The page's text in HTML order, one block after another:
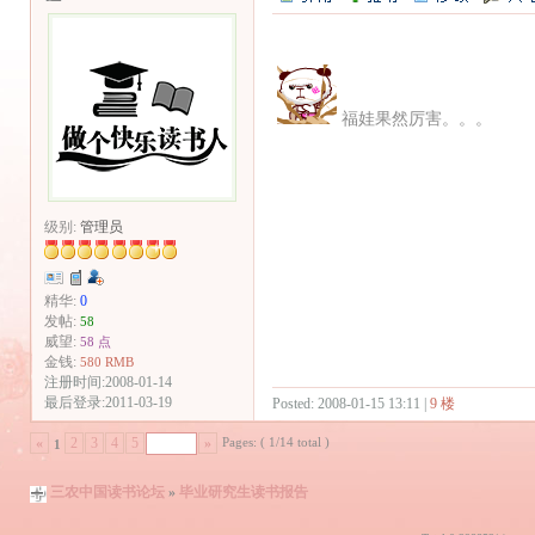
级别: 管理员
精华: 0
发帖: 58
威望: 58 点
金钱: 580 RMB
注册时间:2008-01-14
最后登录:2011-03-19
福娃果然厉害。。。
Posted: 2008-01-15 13:11 | 9 楼
« 1 2 3 4 5 » Pages: ( 1/14 total )
三农中国读书论坛 » 毕业研究生读书报告